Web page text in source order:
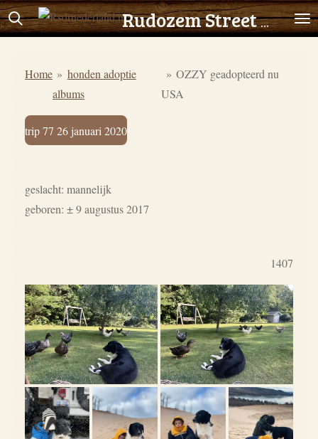
Ga
direct
hoofdinhoud
Rudozem Street Dog Rescue
Home » honden adoptie
albums
» OZZY geadopteerd nu
USA
trip 77 26 januari 2020
geslacht: mannelijk
geboren: ± 9 augustus 2017
1407